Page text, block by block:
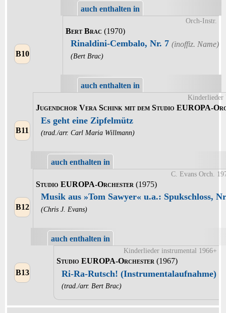
auch enthalten in
B10
Orch-Instr.
Bert Brac (1970)
Rinaldini-Cembalo, Nr. 7
(Bert Brac)
auch enthalten in
B11
Kinderlieder
Jugendchor Vera Schink mit dem Studio EUROPA-
Es geht eine Zipfelmütz
(trad./arr. Carl Maria Willmann)
auch enthalten in
B12
C. Evans Orch.
Studio EUROPA-Orchester (1975)
Musik aus »Tom Sawyer« u.a.: Spukschloss,
(Chris J. Evans)
auch enthalten in
B13
Kinderlieder instrumental 1966+
Studio EUROPA-Orchester (1967)
Ri-Ra-Rutsch! (Instrumentalaufnahme)
(trad./arr. Bert Brac)